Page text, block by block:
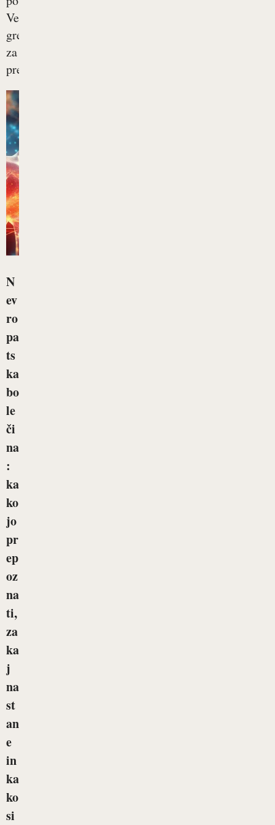
Večinoma
gre
za
preobremenitvene...
N
ev
ro
pa
ts
ka
bo
le
či
na
:
ka
ko
jo
pr
ep
oz
na
ti,
za
ka
j
na
st
an
e
in
ka
ko
si